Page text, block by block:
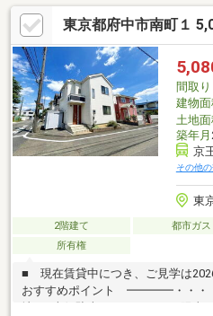
ーストラリア産レンガを使用し高
ノラマ塔屋付帯の為、西洋の城のよ
◆内装はダマスク調の壁紙を使用し
れた生活を送れます。◆環境に配慮
おります。◆2階洋室約9.1帖の居室
上、4LDKへの間取り変更が可能で
東京都府中市南町１
間取り
建物
土地
築年月
京
その他
東
2階建て 都市ガス
所有権
■ 現在賃貸中につき、ご見学は
おすすめポイント ━━━━・・・